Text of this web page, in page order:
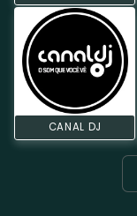
CANAL DJ